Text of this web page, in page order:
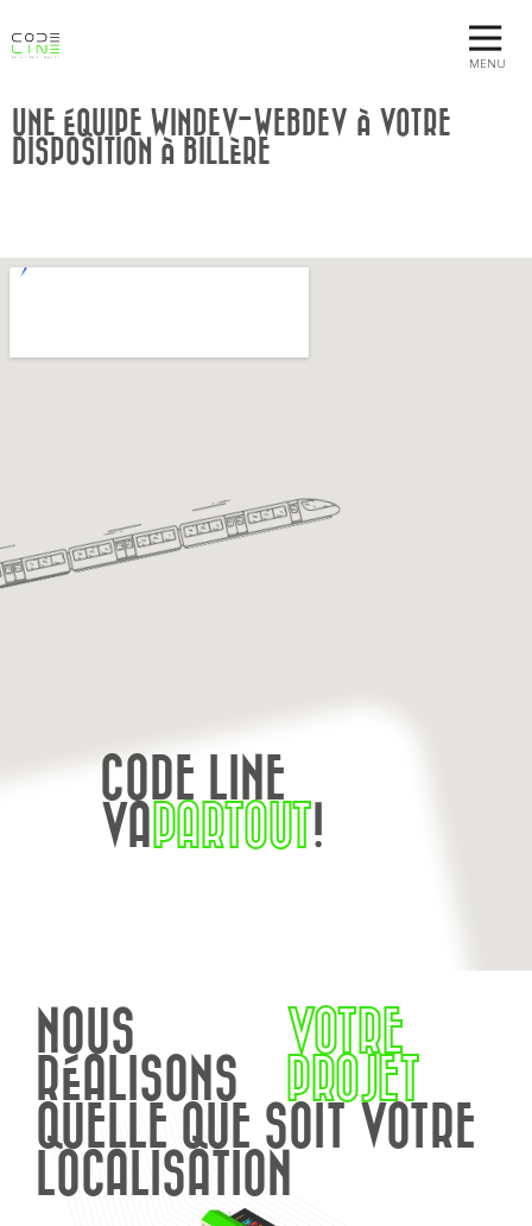
MENU
UNE ÉQUIPE WINDEV-WEBDEV À VOTRE
DISPOSITION À BILLÈRE
CODE LINE
VAPARTOUT!
NOUS
RÉALISONS
VOTRE
PROJET
QUELLE QUE SOIT VOTRE
LOCALISATION